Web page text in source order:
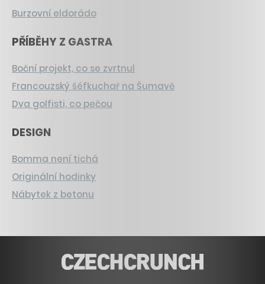
Burzovní eldorádo
PŘÍBĚHY Z GASTRA
Boční projekt, co se zvrtnul
Francouzský šéfkuchař na Šumavě
Dva golfisti, co pečou
DESIGN
Bomma není tichá
Originální hodinky
Nábytek z betonu